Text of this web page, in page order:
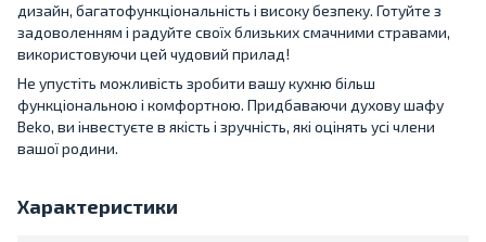
дизайн, багатофункціональність і високу безпеку. Готуйте з
задоволенням і радуйте своїх близьких смачними стравами,
використовуючи цей чудовий прилад!
Не упустіть можливість зробити вашу кухню більш
функціональною і комфортною. Придбаваючи духову шафу
Beko, ви інвестуєте в якість і зручність, які оцінять усі члени
вашої родини.
Характеристики